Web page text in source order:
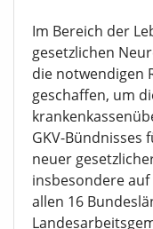
Im Bereich der
gesetzlichen
die notwendigen
geschaffen, um
GKV-Bündnisses
neuer
insbesondere auf
allen 16